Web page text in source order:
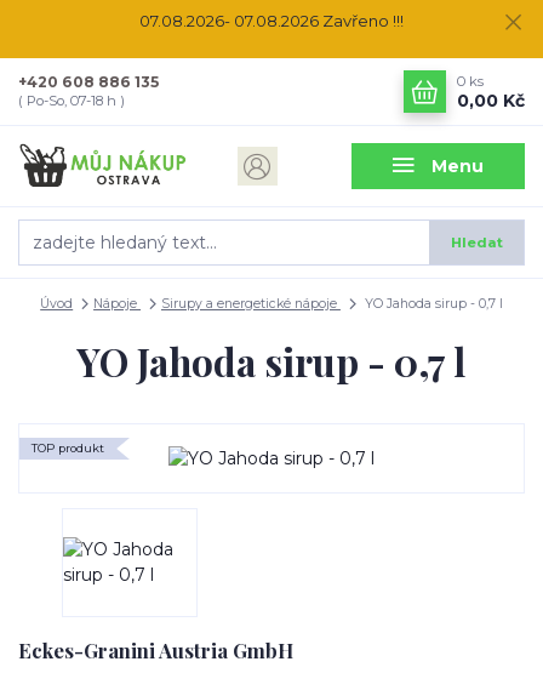
07.08.2026- 07.08.2026 Zavřeno !!!
Menu
Hledat
+420 608 886 135
( Po-So, 07-18 h )
0 ks
0,00 Kč
Úvod Nápoje Sirupy a energetické nápoje YO Jahoda sirup - 0,7 l
YO Jahoda sirup - 0,7 l
TOP produkt
Eckes-Granini Austria GmbH